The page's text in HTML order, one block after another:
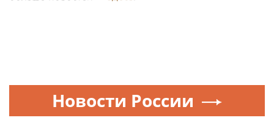
Новости России